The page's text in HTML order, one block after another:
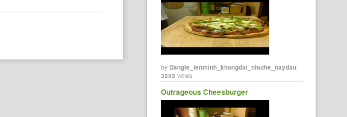
byDangle_tenminh_khongdai_nhuthe_naydau
3253 views
Outrageous Cheesburger